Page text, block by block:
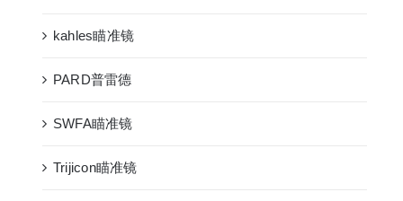
kahles瞄准镜
PARD普雷德
SWFA瞄准镜
Trijicon瞄准镜